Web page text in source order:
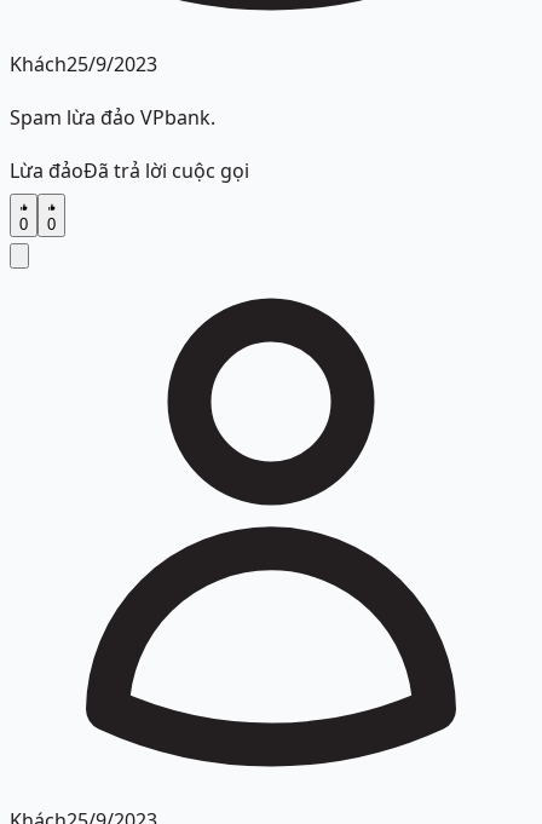
Khách25/9/2023
Spam lừa đảo VPbank.
Lừa đảoĐã trả lời cuộc gọi
0 0